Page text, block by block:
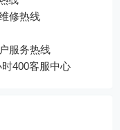
修热线
服务热线
400客服中心